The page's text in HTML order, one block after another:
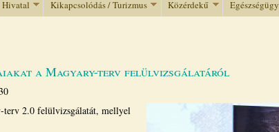
Hivatal Kikapcsolódás / Turizmus Közérdekű Egészségügy
a Magyary-terv felülvizsgálatáról
terv 2.0 felülvizsgálatát, mellyel